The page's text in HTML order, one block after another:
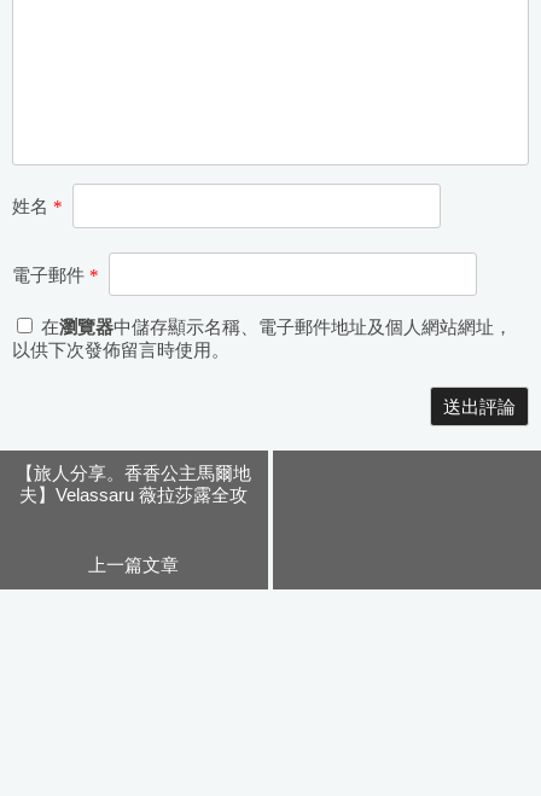
姓名 *
電子郵件 *
在瀏覽器中儲存顯示名稱、電子郵件地址及個人網站網址，
以供下次發佈留言時使用。
【旅人分享。香香公主馬爾地
夫】Velassaru 薇拉莎露全攻
上一篇文章